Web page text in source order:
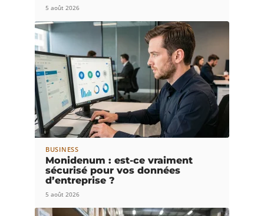
5 août 2026
BUSINESS
Monidenum : est-ce vraiment
sécurisé pour vos données
d’entreprise ?
5 août 2026